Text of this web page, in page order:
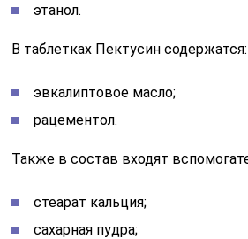
этанол.
В таблетках Пектусин содержатся:
эвкалиптовое масло;
рацементол.
Также в состав входят
стеарат кальция;
сахарная пудра;